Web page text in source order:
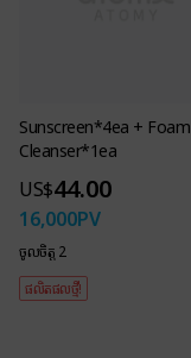
Sunscreen*4ea + Foam
Cleanser*1ea
US$44.00
16,000PV
ចូលចិត្ត 2
ផលិតផលថ្មី!